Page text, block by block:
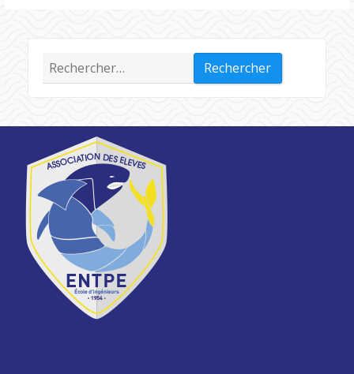
Rechercher :